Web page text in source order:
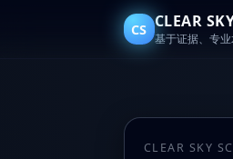
CS CLEAR
基于证据、专
CLEAR SKY